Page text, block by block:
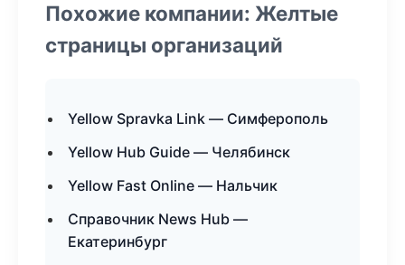
Похожие компании: Желтые
страницы организаций
Yellow Spravka Link — Симферополь
Yellow Hub Guide — Челябинск
Yellow Fast Online — Нальчик
Справочник News Hub —
Екатеринбург